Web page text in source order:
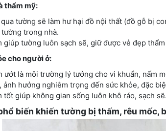
thẩm mỹ:
tường sẽ làm hư hại đồ nội thất (đồ gỗ bị
trong nhà.
giúp tường luôn sạch sẽ, giữ được vẻ đẹp
cho người ở:
ướt là môi trường lý tưởng cho vi khuẩn, nấm
ảnh hưởng nghiêm trọng đến sức khỏe, đặc
tốt giúp không gian sống luôn khô ráo, sạch sẽ.
biến khiến tường bị thấm, rêu mốc,